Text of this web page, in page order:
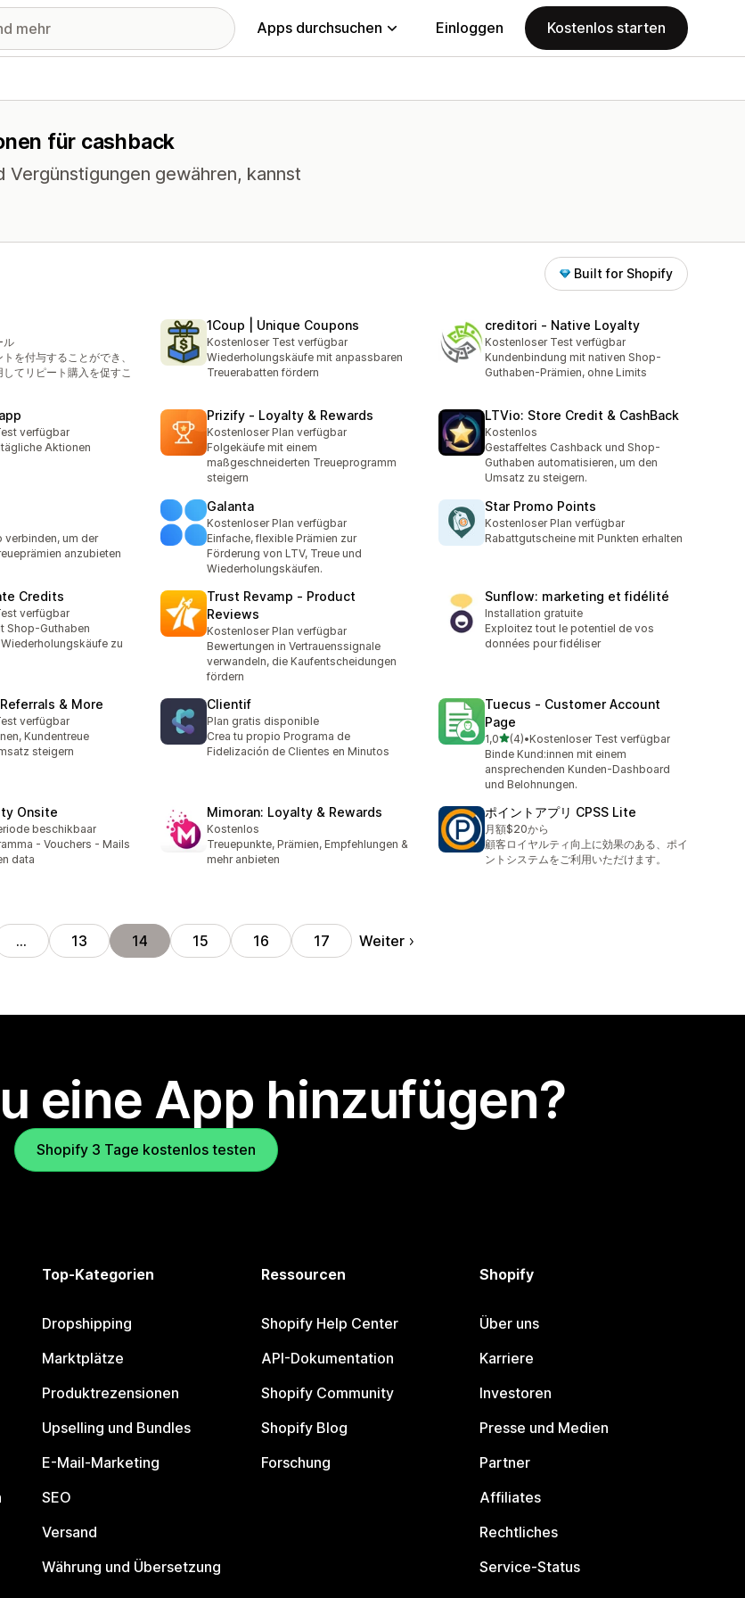
Apps durchsuchen Einloggen Kostenlos starten
für cashback
gewähren, kannst
Built for Shopify
ル
を付与することができ、
てリピート購入を促すこ
1Coup | Unique Coupons
Kostenloser Test verfügbar
Wiederholungskäufe mit anpassbaren
Treuerabatten fördern
creditori ‑ Native Loyalty
Kostenloser Test verfügbar
Kundenbindung mit nativen Shop-
Guthaben-Prämien, ohne Limits
verfügbar
Aktionen
Prizify ‑ Loyalty & Rewards
Kostenloser Plan verfügbar
Folgekäufe mit einem
maßgeschneiderten Treueprogramm
steigern
LTVio: Store Credit & CashBack
Kostenlos
Gestaffeltes Cashback und Shop-
Guthaben automatisieren, um den
Umsatz zu steigern.
verbinden, um der
anzubieten
Galanta
Kostenloser Plan verfügbar
Einfache, flexible Prämien zur
Förderung von LTV, Treue und
Wiederholungskäufen.
Star Promo Points
Kostenloser Plan verfügbar
Rabattgutscheine mit Punkten erhalten
Credits
verfügbar
Shop-Guthaben
zu
Trust Revamp ‑ Product
Reviews
Kostenloser Plan verfügbar
Bewertungen in Vertrauenssignale
verwandeln, die Kaufentscheidungen
fördern
Sunflow: marketing et fidélité
Installation gratuite
Exploitez tout le potentiel de vos
données pour fidéliser
& More
verfügbar
Kundentreue
steigern
Clientif
Plan gratis disponible
Crea tu propio Programa de
Fidelización de Clientes en Minutos
Tuecus ‑ Customer Account
Page
1,0von 5 Sternen
(4)
4 Rezensionen insgesamt
•Kostenloser Test verfügbar
Binde Kund:innen mit einem
ansprechenden Kunden-Dashboard
und Belohnungen.
Onsite
beschikbaar
- Vouchers - Mails
data
Mimoran: Loyalty & Rewards
Kostenlos
Treuepunkte, Prämien, Empfehlungen &
mehr anbieten
ポイントアプリ CPSS Lite
月額$20から
顧客ロイヤルティ向上に効果のある、ポイ
ントシステムをご利用いただけます。
… 13 14 15 16 17 Weiter
eine App hinzufügen?
Shopify 3 Tage kostenlos testen
Top-Kategorien
Dropshipping
Marktplätze
Produktrezensionen
Upselling und Bundles
E-Mail-Marketing
SEO
Versand
Währung und Übersetzung
Ressourcen
Shopify Help Center
API-Dokumentation
Shopify Community
Shopify Blog
Forschung
Shopify
Über uns
Karriere
Investoren
Presse und Medien
Partner
Affiliates
Rechtliches
Service-Status